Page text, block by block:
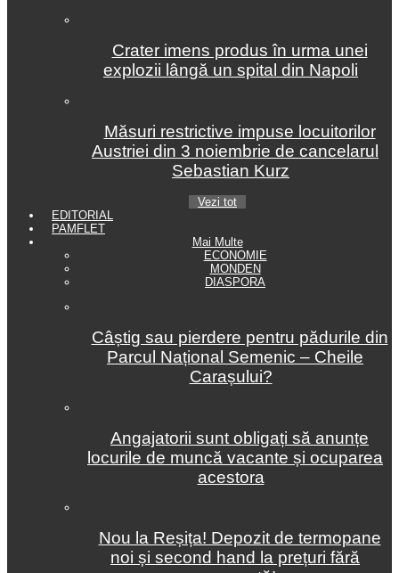
Crater imens produs în urma unei
explozii lângă un spital din Napoli
Măsuri restrictive impuse locuitorilor
Austriei din 3 noiembrie de cancelarul
Sebastian Kurz
Vezi tot
EDITORIAL
PAMFLET
Mai Multe
ECONOMIE
MONDEN
DIASPORA
Câștig sau pierdere pentru pădurile din
Parcul Național Semenic – Cheile
Carașului?
Angajatorii sunt obligați să anunțe
locurile de muncă vacante și ocuparea
acestora
Nou la Reșița! Depozit de termopane
noi și second hand la prețuri fără